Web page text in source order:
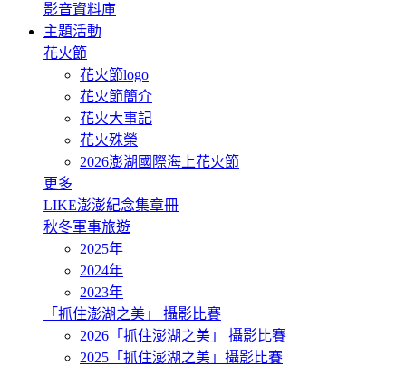
影音資料庫
主題活動
花火節
花火節logo
花火節簡介
花火大事記
花火殊榮
2026澎湖國際海上花火節
更多
LIKE澎澎紀念集章冊
秋冬軍事旅遊
2025年
2024年
2023年
「抓住澎湖之美」 攝影比賽
2026「抓住澎湖之美」 攝影比賽
2025「抓住澎湖之美」攝影比賽